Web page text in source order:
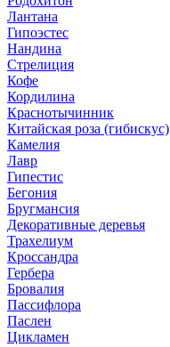
Лантана
Гипоэстес
Нандина
Стрелиция
Кофе
Кордилина
Краснотычинник
Китайская роза (гибискус)
Камелия
Лавр
Гипестис
Бегония
Бругмансия
Декоративные деревья
Трахелиум
Кроссандра
Гербера
Бровалия
Пассифлора
Паслен
Цикламен